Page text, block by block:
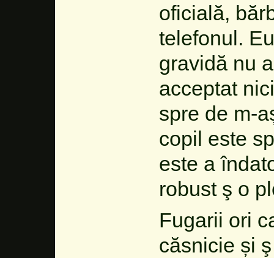
oficială,
telefonul.
gravidă nu
acceptat
spre de m-
copil este
este a
robust ş o
Fugarii ori
căsnicie și